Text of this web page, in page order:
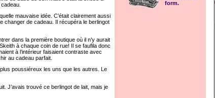
mauvaise idée. C’était clairement aussi
changer de cadeau. Il récupéra le berlingot
dans la première boutique où il n’y aurait
à chaque coin de rue! Il se faufila donc
à l’intérieur faisaient contraste avec
au cadeau parfait.
poussiéreux les uns que les autres. Le
J’avais trouvé ce berlingot de lait, mais je
form.